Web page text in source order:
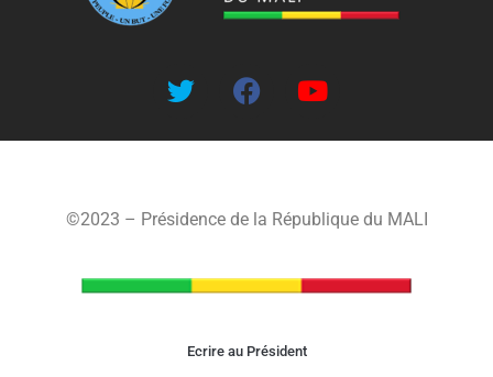
©2023 – Présidence de la République du MALI
Ecrire au Président